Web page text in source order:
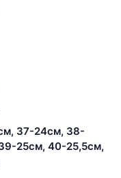
37-24см, 38-
25см, 40-25,5см,